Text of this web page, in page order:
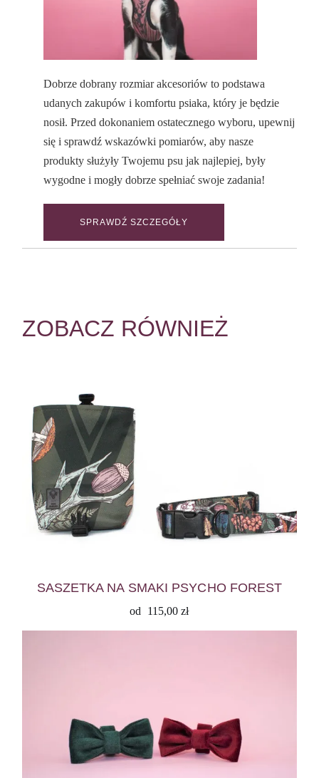
Dobrze dobrany rozmiar akcesoriów to podstawa
udanych zakupów i komfortu psiaka, który je będzie
nosił. Przed dokonaniem ostatecznego wyboru, upewnij
się i sprawdź wskazówki pomiarów, aby nasze
produkty służyły Twojemu psu jak najlepiej, były
wygodne i mogły dobrze spełniać swoje zadania!
SPRAWDŹ SZCZEGÓŁY
ZOBACZ RÓWNIEŻ
SASZETKA NA SMAKI PSYCHO FOREST
od 115,00zł